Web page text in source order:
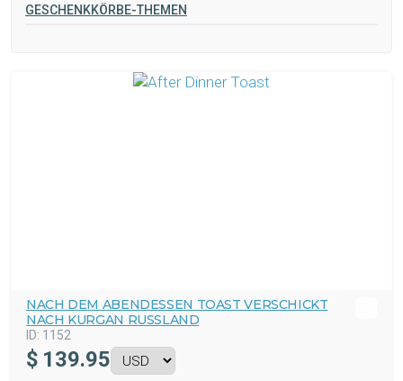
GESCHENKKÖRBE-THEMEN
NACH DEM ABENDESSEN TOAST VERSCHICKT
NACH KURGAN RUSSLAND
ID: 1152
$ 139.95